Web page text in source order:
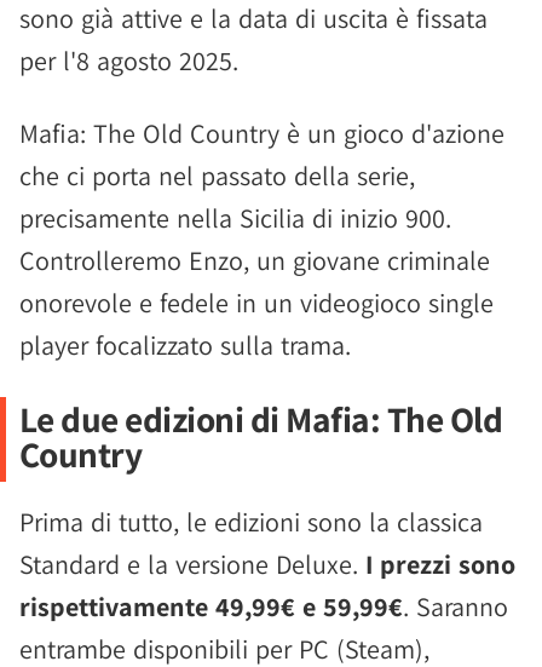
sono già attive e la data di uscita è fissata
per l'8 agosto 2025.
Mafia: The Old Country è un gioco d'azione
che ci porta nel passato della serie,
precisamente nella Sicilia di inizio 900.
Controlleremo Enzo, un giovane criminale
onorevole e fedele in un videogioco single
player focalizzato sulla trama.
Le due edizioni di Mafia: The Old
Country
Prima di tutto, le edizioni sono la classica
Standard e la versione Deluxe. I prezzi sono
rispettivamente 49,99€ e 59,99€. Saranno
entrambe disponibili per PC (Steam),